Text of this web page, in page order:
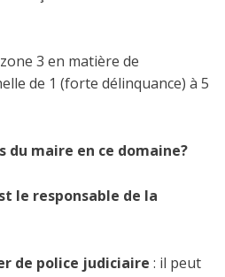
3 en matière de
de 1 (forte délinquance) à 5
du maire en ce domaine?
le responsable de la
de police judiciaire : il peut